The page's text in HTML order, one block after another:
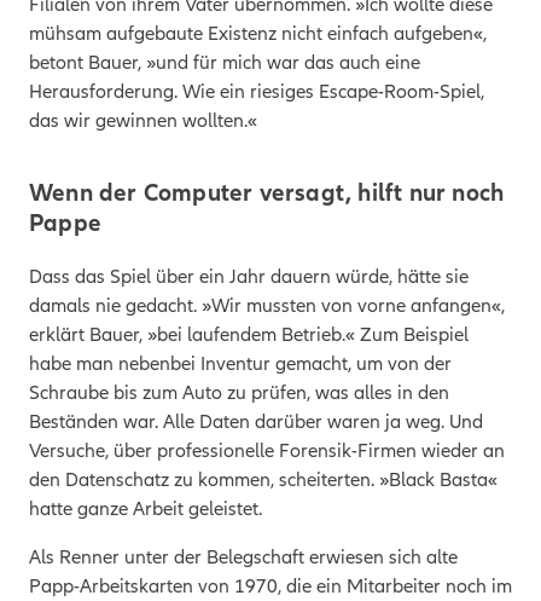
mühsam aufgebaute Existenz nicht einfach aufgeben«,
betont Bauer, »und für mich war das auch eine
Herausforderung. Wie ein riesiges Escape-Room-Spiel,
das wir gewinnen wollten.«
Wenn der Computer versagt, hilft nur noch
Pappe
Dass das Spiel über ein Jahr dauern würde, hätte sie
damals nie gedacht. »Wir mussten von vorne anfangen«,
erklärt Bauer, »bei laufendem Betrieb.« Zum Beispiel
habe man nebenbei Inventur gemacht, um von der
Schraube bis zum Auto zu prüfen, was alles in den
Beständen war. Alle Daten darüber waren ja weg. Und
Versuche, über professionelle Forensik-Firmen wieder an
den Datenschatz zu kommen, scheiterten. »Black Basta«
hatte ganze Arbeit geleistet.
Als Renner unter der Belegschaft erwiesen sich alte
Papp-Arbeitskarten von 1970, die ein Mitarbeiter noch im